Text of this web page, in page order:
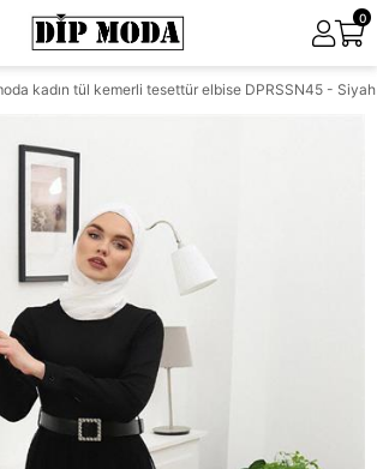
0
kadın tül kemerli tesettür elbise DPRSSN45 - Siyah